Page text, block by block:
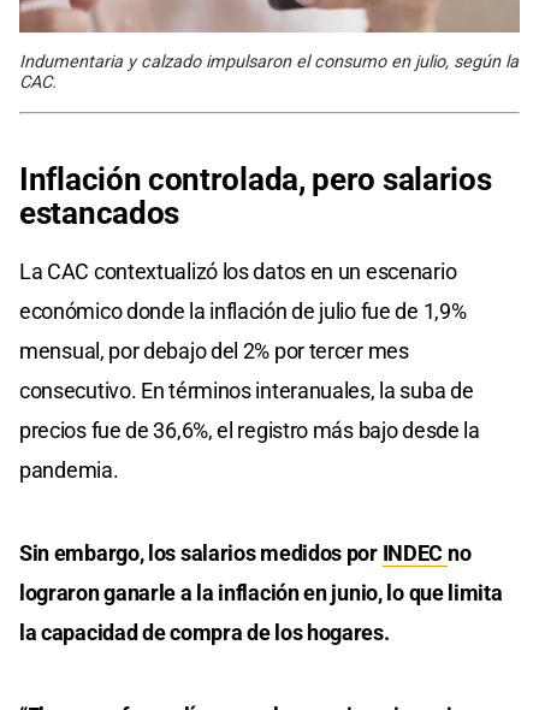
Indumentaria y calzado impulsaron el consumo en julio, según la
CAC.
Inflación controlada, pero salarios
estancados
La CAC contextualizó los datos en un escenario
económico donde la inflación de julio fue de 1,9%
mensual, por debajo del 2% por tercer mes
consecutivo. En términos interanuales, la suba de
precios fue de 36,6%, el registro más bajo desde la
pandemia.
Sin embargo, los salarios medidos por INDEC no
lograron ganarle a la inflación en junio, lo que limita
la capacidad de compra de los hogares.